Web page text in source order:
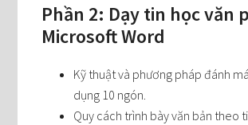
Phần 2: Dạy tin học văn
Microsoft Word
Kỹ thuật và phương pháp đánh
dụng 10 ngón.
Quy cách trình bày văn bản theo